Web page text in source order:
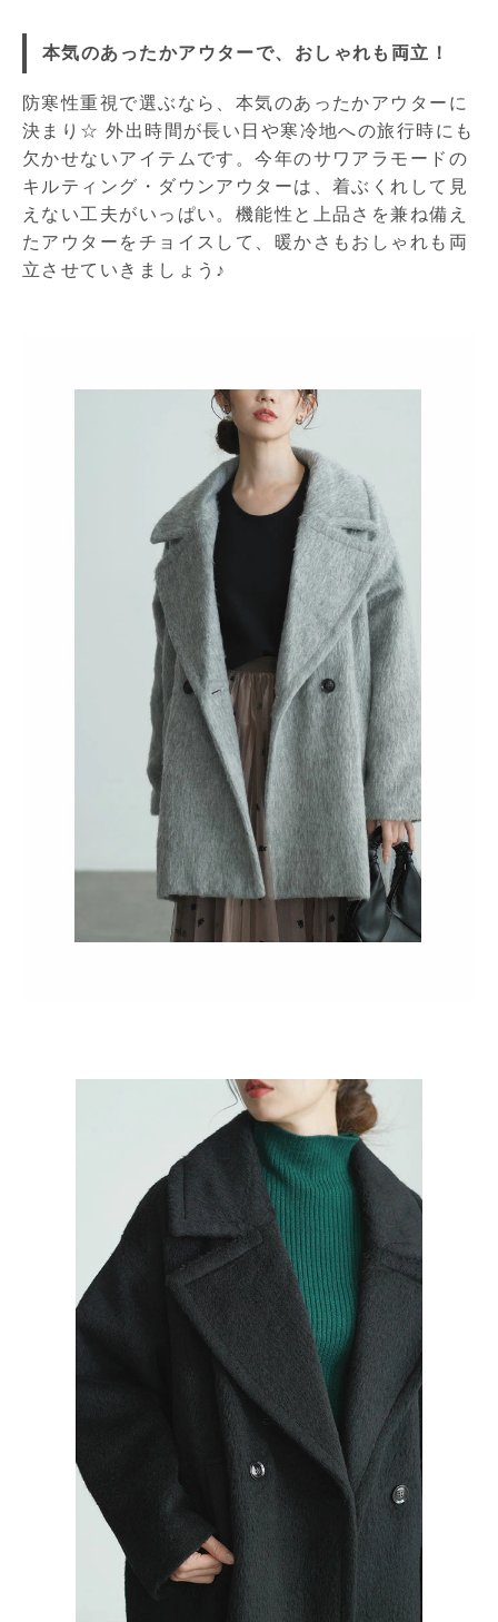
本気のあったかアウターで、おしゃれも両立！
防寒性重視で選ぶなら、本気のあったかアウターに
決まり☆ 外出時間が長い日や寒冷地への旅行時にも
欠かせないアイテムです。今年のサワアラモードの
キルティング・ダウンアウターは、着ぶくれして見
えない工夫がいっぱい。機能性と上品さを兼ね備え
たアウターをチョイスして、暖かさもおしゃれも両
立させていきましょう♪